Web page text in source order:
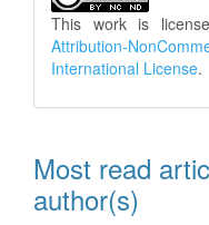
This work is
Attribution-
International License.
Most read
author(s)